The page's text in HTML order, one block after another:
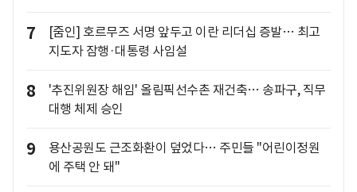
7
[줌인] 호르무즈 서명 앞두고 이란 리더십 증발… 최고
지도자 잠행·대통령 사임설
8
'추진위원장 해임' 올림픽선수촌 재건축… 송파구, 직무
대행 체제 승인
9
용산공원도 근조화환이 덮었다… 주민들 "어린이정원
에 주택 안 돼"